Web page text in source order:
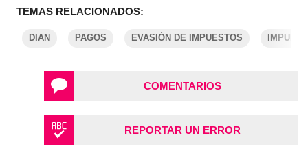
TEMAS RELACIONADOS:
DIAN PAGOS EVASIÓN DE IMPUESTOS
COMENTARIOS
REPORTAR UN ERROR